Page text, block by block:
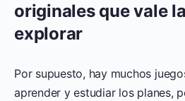
originales que vale
explorar
Por supuesto, hay muchos
aprender y estudiar los planes,